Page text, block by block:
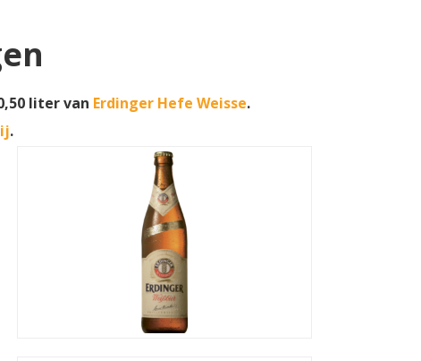
liter van Erdinger Hefe Weisse.
.